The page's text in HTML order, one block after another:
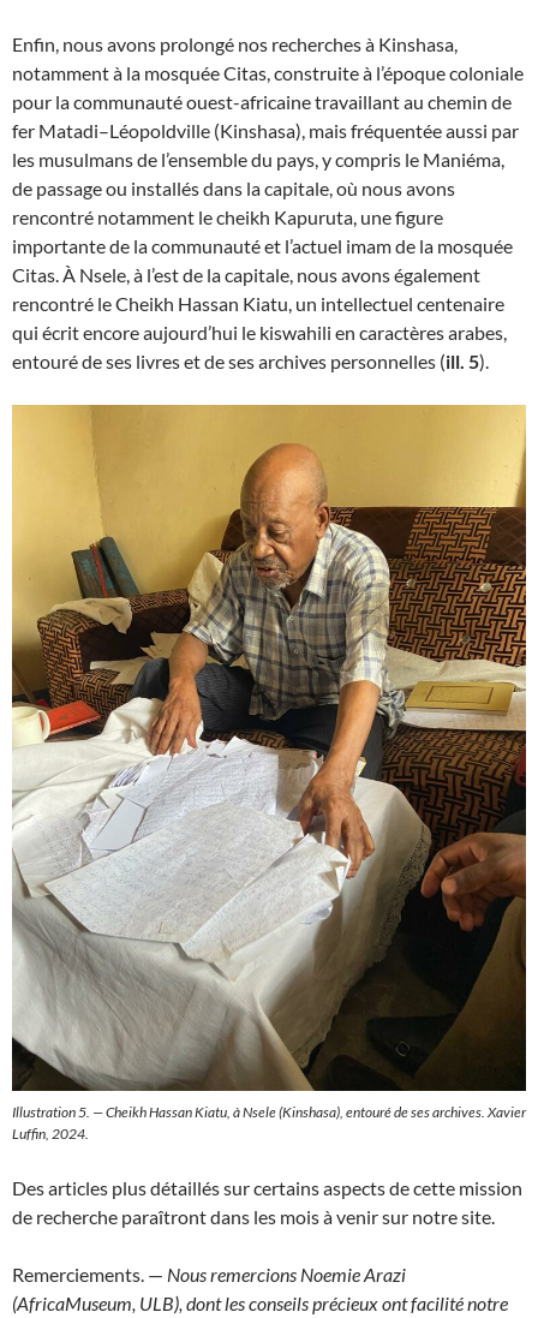
Enfin, nous avons prolongé nos recherches à Kinshasa,
notamment à la mosquée Citas, construite à l’époque coloniale
pour la communauté ouest-africaine travaillant au chemin de
fer Matadi–Léopoldville (Kinshasa), mais fréquentée aussi par
les musulmans de l’ensemble du pays, y compris le Maniéma,
de passage ou installés dans la capitale, où nous avons
rencontré notamment le cheikh Kapuruta, une figure
importante de la communauté et l’actuel imam de la mosquée
Citas. À Nsele, à l’est de la capitale, nous avons également
rencontré le Cheikh Hassan Kiatu, un intellectuel centenaire
qui écrit encore aujourd’hui le kiswahili en caractères arabes,
entouré de ses livres et de ses archives personnelles (ill. 5).
Illustration 5. — Cheikh Hassan Kiatu, à Nsele (Kinshasa), entouré de ses archives. Xavier
Luffin, 2024.
Des articles plus détaillés sur certains aspects de cette mission
de recherche paraîtront dans les mois à venir sur notre site.
Remerciements. — Nous remercions Noemie Arazi
(AfricaMuseum, ULB), dont les conseils précieux ont facilité notre